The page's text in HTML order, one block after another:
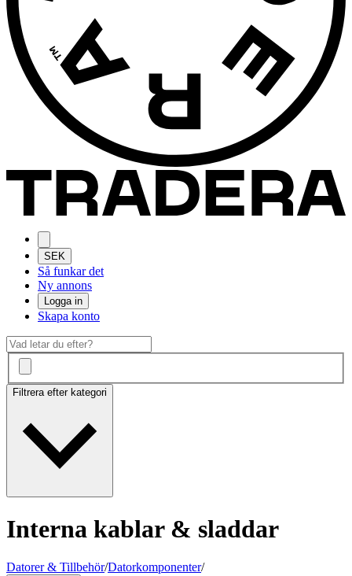
SEK
Så funkar det
Ny annons
Logga in
Skapa konto
Filtrera efter kategori
Interna kablar & sladdar
Datorer & Tillbehör/Datorkomponenter/